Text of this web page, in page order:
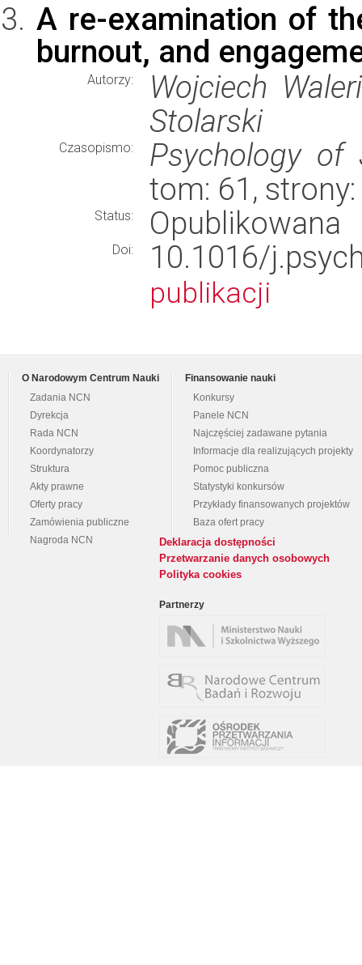
A re-examination of
burnout, and
Autorzy:
Wojciech
Stolarski
Czasopismo:
Psychology of
tom: 61,
Status: Opublikowana
Doi: 10.1016/
publikacji
O Narodowym Centrum Nauki
Zadania NCN
Dyrekcja
Rada NCN
Koordynatorzy
Struktura
Akty prawne
Oferty pracy
Zamówienia publiczne
Nagroda NCN
Finansowanie nauki
Konkursy
Panele NCN
Najczęściej zadawane pytania
Informacje dla realizujących projekty
Pomoc publiczna
Statystyki konkursów
Przykłady finansowanych projektów
Baza ofert pracy
Deklaracja dostępności
Przetwarzanie danych osobowych
Polityka cookies
Partnerzy